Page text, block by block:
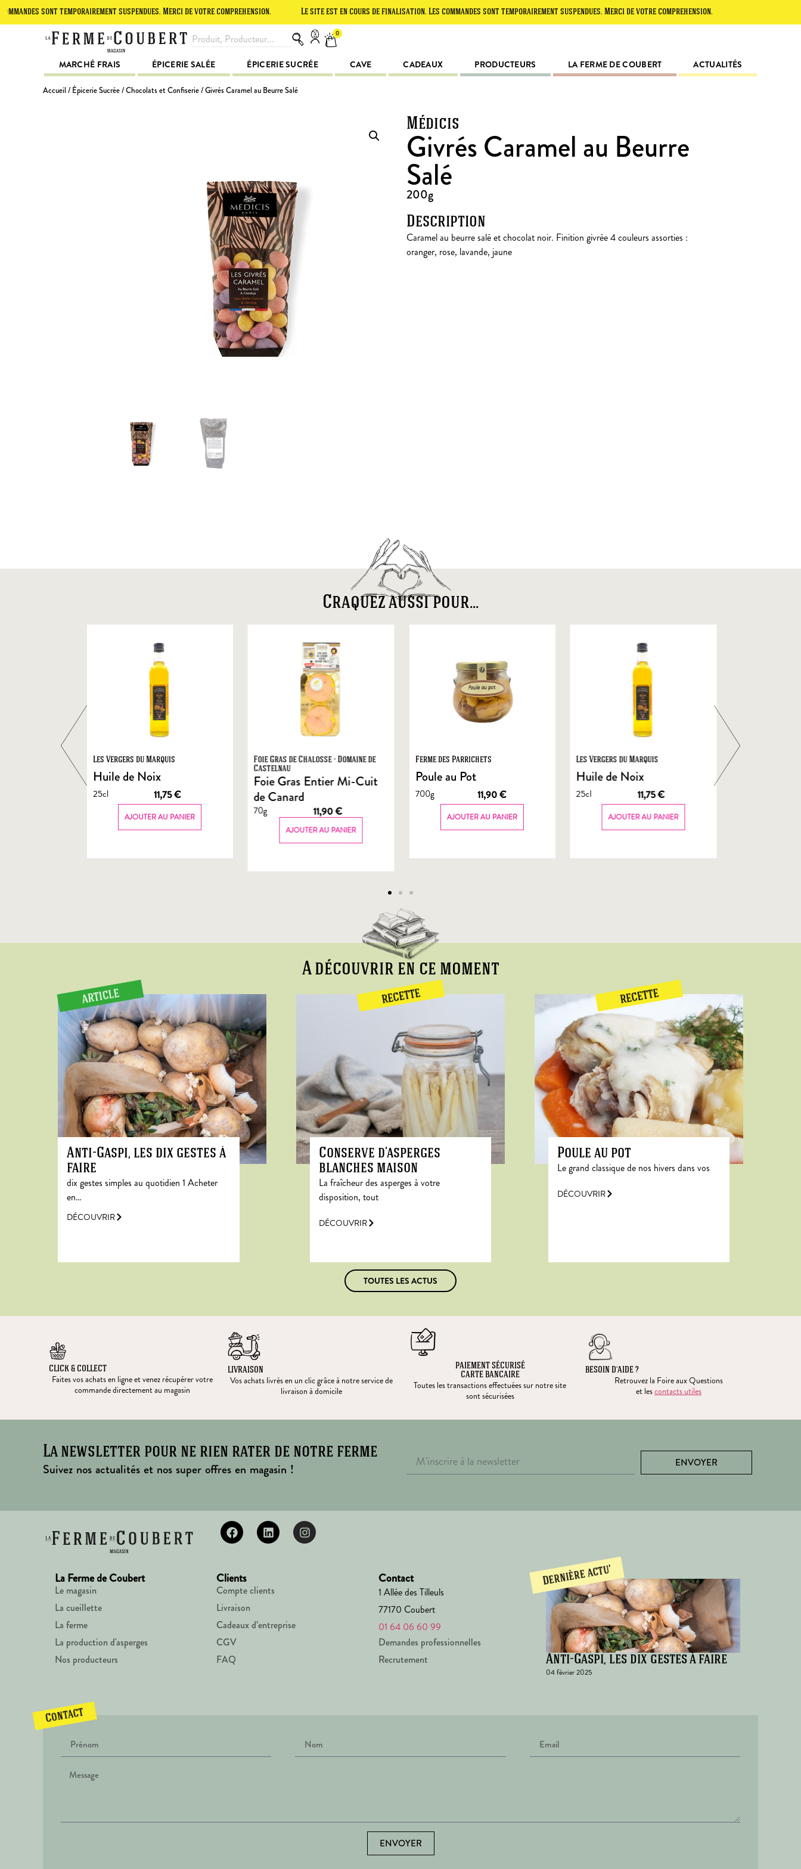
temporairement suspendues. Merci de votre compréhension. Le site est en cours de finalisation. Les commandes sont temporairement suspendues. Merci de votre compréhension.
0
MARCHÉ FRAIS ÉPICERIE SALÉE ÉPICERIE SUCRÉE CAVE CADEAUX PRODUCTEURS LA FERME DE COUBERT ACTUALITÉS
Accueil / Épicerie Sucrée/Chocolats et Confiserie/ Givrés Caramel au Beurre Salé
Médicis
Givrés Caramel au Beurre
Salé
200g
Description
Caramel au beurre salé et chocolat noir. Finition givrée 4 couleurs assorties :
oranger, rose, lavande, jaune
Craquez aussi pour...
Les Vergers du Marquis
Huile de Noix
25cl 11,75€
AJOUTER AU PANIER
Foie Gras de Chalosse - Domaine de
Castelnau
Foie Gras Entier Mi-Cuit
de Canard
70g 11,90€
AJOUTER AU PANIER
Ferme des Parrichets
Poule au Pot
700g 11,90€
AJOUTER AU PANIER
Les Vergers du Marquis
Huile de Noix
25cl 11,75€
AJOUTER AU PANIER
A découvrir en ce moment
ARTICLE
Anti-Gaspi, les dix gestes à
faire
dix gestes simples au quotidien 1 Acheter
en…
DÉCOUVRIR
RECETTE
Conserve d’asperges
blanches maison
La fraîcheur des asperges à votre
disposition, tout
DÉCOUVRIR
RECETTE
Poule au pot
Le grand classique de nos hivers dans vos
DÉCOUVRIR
TOUTES LES ACTUS
CLICK & COLLECT
Faites vos achats en ligne et venez récupérer votre
commande directement au magasin
LIVRAISON
Vos achats livrés en un clic grâce à notre service de
livraison à domicile
PAIEMENT SÉCURISÉ
CARTE BANCAIRE
Toutes les transactions effectuées sur notre site
sont sécurisées
BESOIN D’AIDE ?
Retrouvez la Foire aux Questions
et lescontacts utiles
La newsletter pour ne rien rater de notre ferme
Suivez nos actualités et nos super offres en magasin !
ENVOYER
La Ferme de Coubert
Le magasin
La cueillette
La ferme
La production d'asperges
Nos producteurs
Clients
Compte clients
Livraison
Cadeaux d’entreprise
CGV
FAQ
Contact
1 Allée des Tilleuls
77170 Coubert
01 64 06 60 99
Demandes professionnelles
Recrutement
Anti-Gaspi, les dix gestes à faire
04 février 2025
Dernière actu'
Contact
ENVOYER